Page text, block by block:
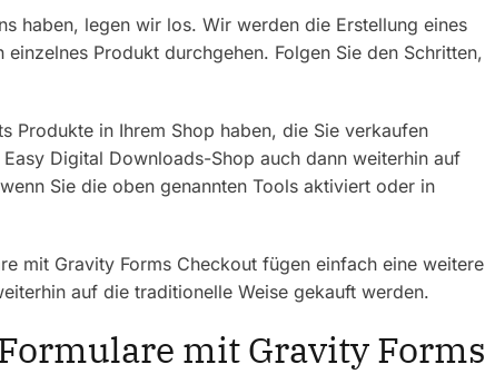
haben, legen wir los. Wir werden die Erstellung eines
Produkt durchgehen. Folgen Sie den Schritten,
Produkte in Ihrem Shop haben, die Sie verkaufen
Digital Downloads-Shop auch dann weiterhin auf
Sie die oben genannten Tools aktiviert oder in
mit Gravity Forms Checkout fügen einfach eine weitere
auf die traditionelle Weise gekauft werden.
mit Gravity Forms